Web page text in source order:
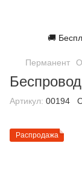
🚚
Перманент
Артикул: 00194
Распродажа